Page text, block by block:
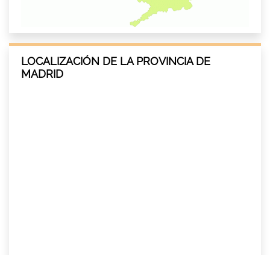
LOCALIZACIÓN DE LA PROVINCIA DE
MADRID